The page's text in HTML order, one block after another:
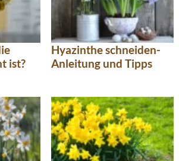
ist?
Hyazinthe schneiden-
Anleitung und Tipps